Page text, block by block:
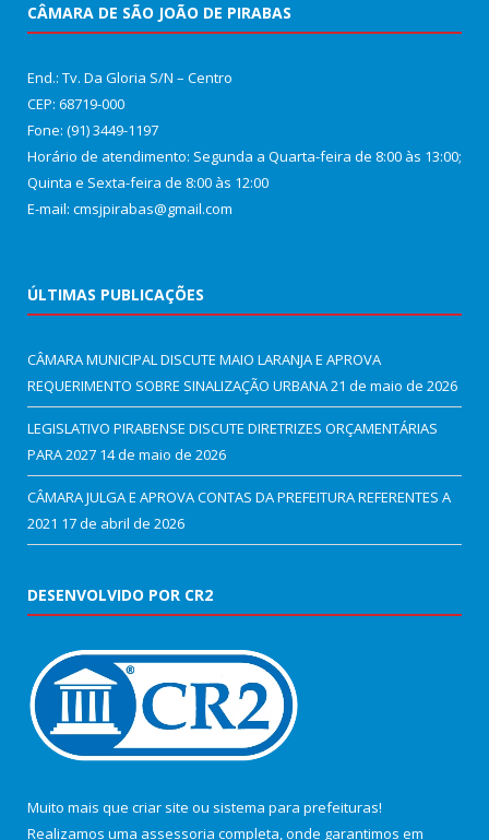
CÂMARA DE SÃO JOÃO DE PIRABAS
End.: Tv. Da Gloria S/N – Centro
CEP: 68719-000
Fone: (91) 3449-1197
Horário de atendimento: Segunda a Quarta-feira de 8:00 às 13:00;
Quinta e Sexta-feira de 8:00 às 12:00
E-mail: cmsjpirabas@gmail.com
ÚLTIMAS PUBLICAÇÕES
CÂMARA MUNICIPAL DISCUTE MAIO LARANJA E APROVA
REQUERIMENTO SOBRE SINALIZAÇÃO URBANA21 de maio de 2026
LEGISLATIVO PIRABENSE DISCUTE DIRETRIZES ORÇAMENTÁRIAS
PARA 2027 14 de maio de 2026
CÂMARA JULGA E APROVA CONTAS DA PREFEITURA REFERENTES A
2021 17 de abril de 2026
DESENVOLVIDO POR CR2
Muito mais que criar site ou sistema para prefeituras!
Realizamos uma assessoria completa, onde garantimos em